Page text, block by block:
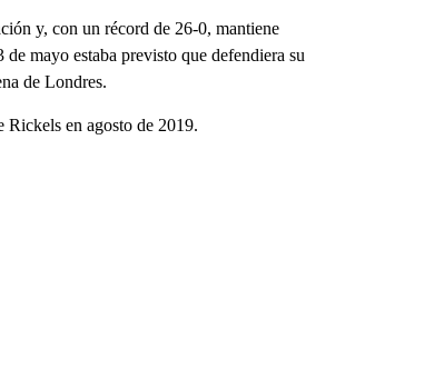
y, con un récord de 26-0, mantiene
mayo estaba previsto que defendiera su
de Londres.
Rickels en agosto de 2019.